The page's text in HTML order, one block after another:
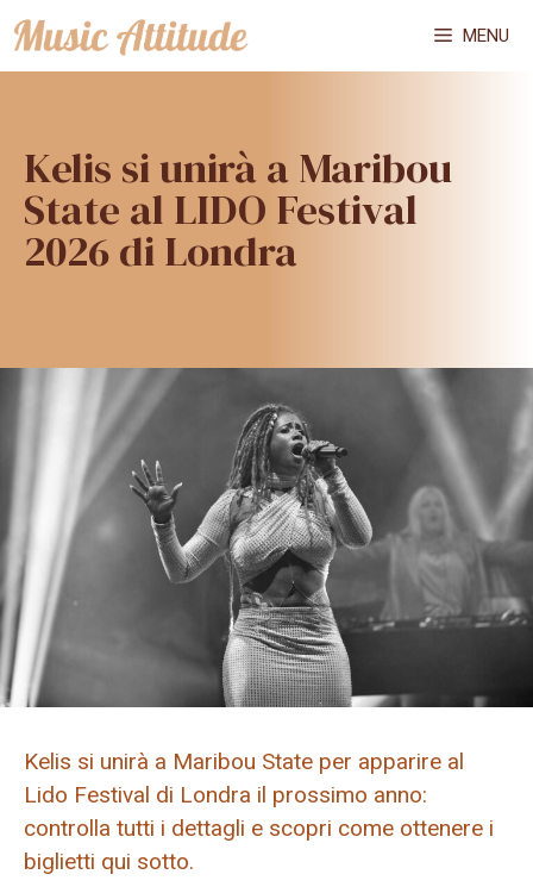
Vai
al
MENU
Kelis si unirà a Maribou
State al LIDO Festival
2026 di Londra
Kelis si unirà a Maribou State per apparire al
Lido Festival di Londra il prossimo anno:
controlla tutti i dettagli e scopri come ottenere i
biglietti qui sotto.